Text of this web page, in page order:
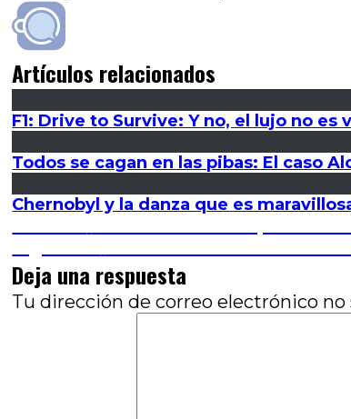
Artículos relacionados
F1: Drive to Survive: Y no, el lujo no es
Todos se cagan en las pibas: El caso
Chernobyl y la danza que es
Navegación
de
entradas
siguiente:
Deja una respuesta
Tu dirección de correo electrónico no